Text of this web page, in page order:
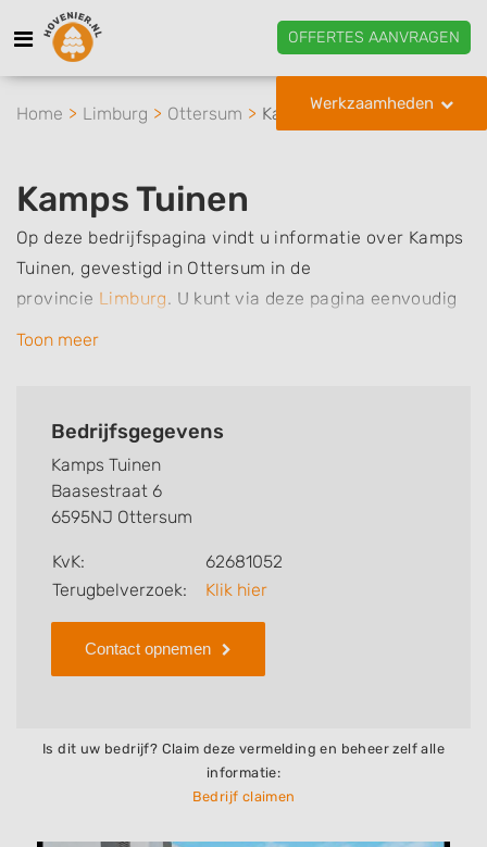
OFFERTES AANVRAGEN
Werkzaamheden
Home Limburg Ottersum Kamps Tuinen
Kamps Tuinen
Op deze bedrijfspagina vindt u informatie over Kamps
Tuinen, gevestigd in Ottersum in de
provincie Limburg. U kunt via deze pagina eenvoudig
contact met het bedrijf opnemen door te bellen of een
welke zaken Kamps Tuinen voor u kan verzorgen.
als u al ervaring heeft met dit bedrijf.
Zoekt u een ander bedrijf? Bekijk dan andere
hoveniers en bedrijven inOttersum
Toon meer
Bedrijfsgegevens
Kamps Tuinen
Baasestraat 6
6595NJ Ottersum
KvK:
62681052
Terugbelverzoek:
Klik hier
Contact opnemen
Is dit uw bedrijf? Claim deze vermelding en beheer zelf alle
informatie:
Bedrijf claimen